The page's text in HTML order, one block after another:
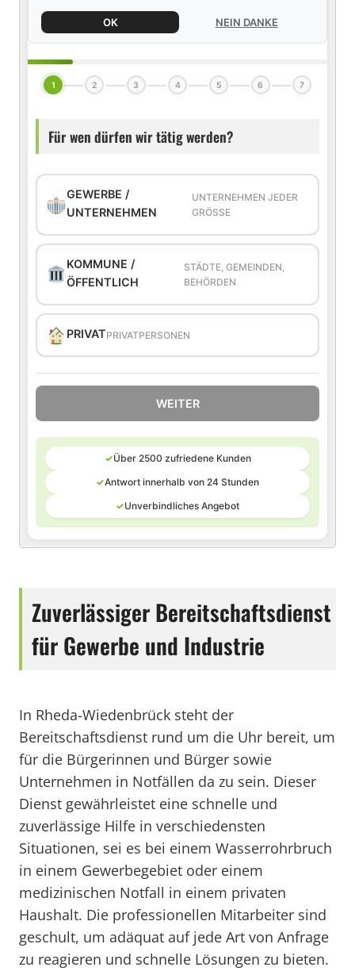
OK NEIN DANKE
1 2 3 4 5 6 7
Für wen dürfen wir tätig werden?
GEWERBE /
UNTERNEHMEN
UNTERNEHMEN JEDER
GRÖSSE
KOMMUNE /
ÖFFENTLICH
STÄDTE, GEMEINDEN,
BEHÖRDEN
PRIVATPRIVATPERSONEN
WEITER
✓Über 2500 zufriedene Kunden
✓Antwort innerhalb von 24 Stunden
✓Unverbindliches Angebot
Zuverlässiger Bereitschaftsdienst
für Gewerbe und Industrie
In Rheda-Wiedenbrück steht der
Bereitschaftsdienst rund um die Uhr bereit, um
für die Bürgerinnen und Bürger sowie
Unternehmen in Notfällen da zu sein. Dieser
Dienst gewährleistet eine schnelle und
zuverlässige Hilfe in verschiedensten
Situationen, sei es bei einem Wasserrohrbruch
in einem Gewerbegebiet oder einem
medizinischen Notfall in einem privaten
Haushalt. Die professionellen Mitarbeiter sind
geschult, um adäquat auf jede Art von Anfrage
zu reagieren und schnelle Lösungen zu bieten.